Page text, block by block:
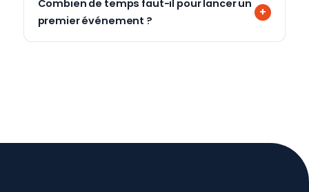
Combien de temps faut-il pour lancer un
premier événement ?